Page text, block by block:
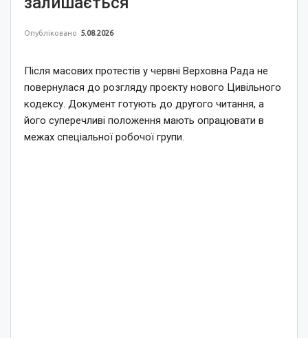
Опубліковано 5.08.2026
Після масових протестів у червні Верховна Рада не
повернулася до розгляду проєкту нового Цивільного
кодексу. Документ готують до другого читання, а
його суперечливі положення мають опрацювати в
межах спеціальної робочої групи.